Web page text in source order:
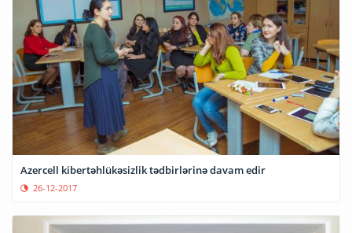
Azercell kibertəhlükəsizlik tədbirlərinə davam edir
26-12-2017